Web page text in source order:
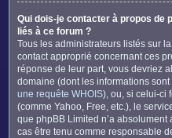
Qui dois-je contacter à propos de
liés à ce forum ?
Tous les administrateurs listés sur
contact approprié concernant ces
réponse de leur part, vous devriez
domaine (dont les informations
une requête WHOIS), ou, si celui-ci
(comme Yahoo, Free, etc.), le
que phpBB Limited n’a
cas être tenu comme responsable